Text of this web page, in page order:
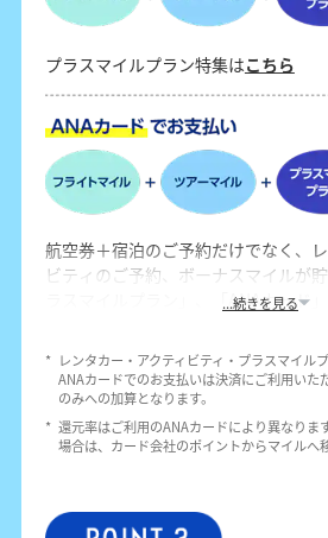
プラスマイルプラン特集はこちら
航空券＋宿泊のご予約だけでなく、
ビティのご予約、ボーナスマイルが
ラスマイルプラン」、「ANAカード
レンタカーやアクティビティでは100
ラスマイルプランでは1泊あたり最
ことが可能です。旅行代金をANAカ
にマイルが貯まります。
...続きを見る
* レンタカー・アクティビティ・プラスマイル
ANAカードでのお支払いは決済にご利用いた
のみへの加算となります。
* 還元率はご利用のANAカードにより異なりま
場合は、カード会社のポイントからマイルへ